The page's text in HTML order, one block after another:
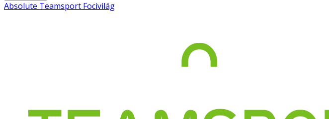
Absolute Teamsport Focivilág